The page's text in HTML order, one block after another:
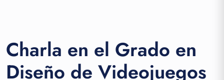
Charla en el Grado en
Diseño de Videojuegos